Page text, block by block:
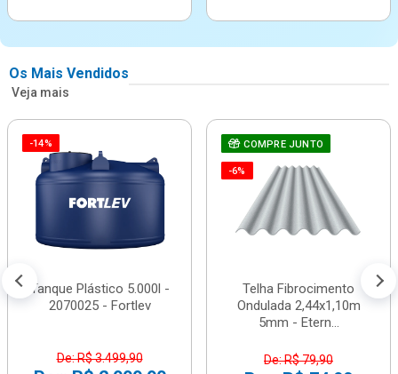
Os Mais Vendidos
Veja mais
-14%
Tanque Plástico 5.000l -
2070025 - Fortlev
De: R$ 3.499,90
COMPRE JUNTO
-6%
Telha Fibrocimento
Ondulada 2,44x1,10m
5mm - Etern...
De: R$ 79,90